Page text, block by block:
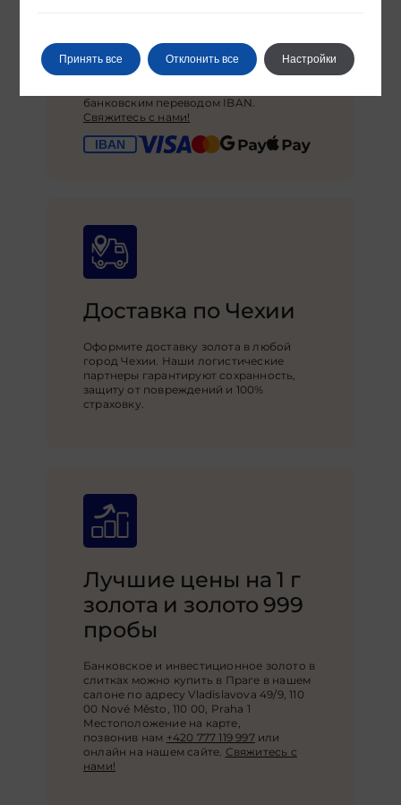
Безопасная оплата
Покупайте золото в Праге и
банковским переводом IBAN.
Свяжитесь с нами!
Доставка по Чехии
Оформите доставку золота в любой
город Чехии. Наши логистические
партнеры гарантируют сохранность,
защиту от повреждений и 100%
страховку.
Лучшие цены на 1 г
золота и золото 999
пробы
Банковское и инвестиционное золото в
слитках можно купить в Праге в нашем
салоне по адресу Vladislavova 49/9, 110
00 Nové Město, 110 00, Praha 1
Местоположение на карте,
позвонив нам +420 777 119 997или
онлайн на нашем сайте. Свяжитесь с
нами!
Принять все Отклонить все Настройки